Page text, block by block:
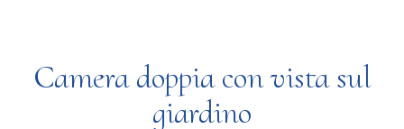
Camera doppia con vista sul
giardino